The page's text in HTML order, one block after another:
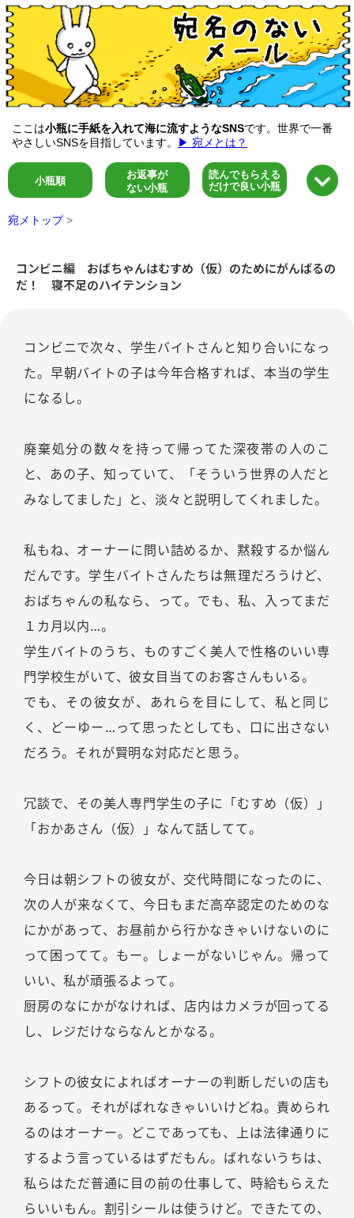
ここは小瓶に手紙を入れて海に流すようなSNSです。世界で一番
やさしいSNSを目指しています。
▶ 宛メとは？
小瓶順
お返事が
ない小瓶
読んでもらえる
だけで良い小瓶
宛メトップ >
コンビニ編 おばちゃんはむすめ（仮）のためにがんばるの
だ！ 寝不足のハイテンション
コンビニで次々、学生バイトさんと知り合いになっ
た。早朝バイトの子は今年合格すれば、本当の学生
になるし。
廃棄処分の数々を持って帰ってた深夜帯の人のこ
と、あの子、知っていて、「そういう世界の人だと
みなしてました」と、淡々と説明してくれました。
私もね、オーナーに問い詰めるか、黙殺するか悩ん
だんです。学生バイトさんたちは無理だろうけど、
おばちゃんの私なら、って。でも、私、入ってまだ
１カ月以内…。
学生バイトのうち、ものすごく美人で性格のいい専
門学校生がいて、彼女目当てのお客さんもいる。
でも、その彼女が、あれらを目にして、私と同じ
く、どーゆー…って思ったとしても、口に出さない
だろう。それが賢明な対応だと思う。
冗談で、その美人専門学生の子に「むすめ（仮）」
「おかあさん（仮）」なんて話してて。
今日は朝シフトの彼女が、交代時間になったのに、
次の人が来なくて、今日もまだ高卒認定のためのな
にかがあって、お昼前から行かなきゃいけないのに
って困ってて。もー。しょーがないじゃん。帰って
いい、私が頑張るよって。
厨房のなにかがなければ、店内はカメラが回ってる
し、レジだけならなんとかなる。
シフトの彼女によればオーナーの判断しだいの店も
あるって。それがばれなきゃいいけどね。責められ
るのはオーナー。どこであっても、上は法律通りに
するよう言っているはずだもん。ばれないうちは、
私らはただ普通に目の前の仕事して、時給もらえた
らいいもん。割引シールは使うけど。できたての、